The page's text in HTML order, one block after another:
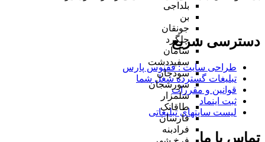
بلداجی
بن
جونقان
چلگرد
سامان
سفیددشت
سودجان
سورشجان
شلمزار
طاقانک
فارسان
فرادبنه
دسترسی سریع
طراحی سایت :‌ ققنوس پارس
تبلیغات گسترده شغل شما
قوانین و مقررات
ثبت اینماد
لیست سایتهای تبلیغاتی
تماس با ما